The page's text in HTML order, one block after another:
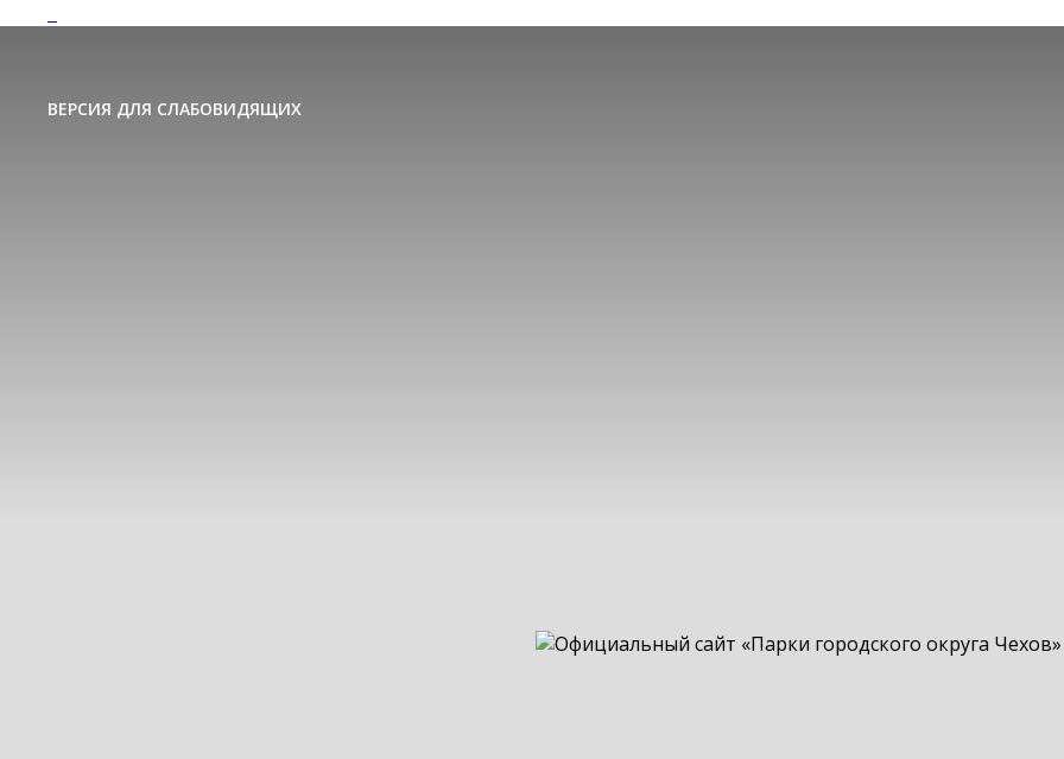
ВЕРСИЯ ДЛЯ СЛАБОВИДЯЩИХ